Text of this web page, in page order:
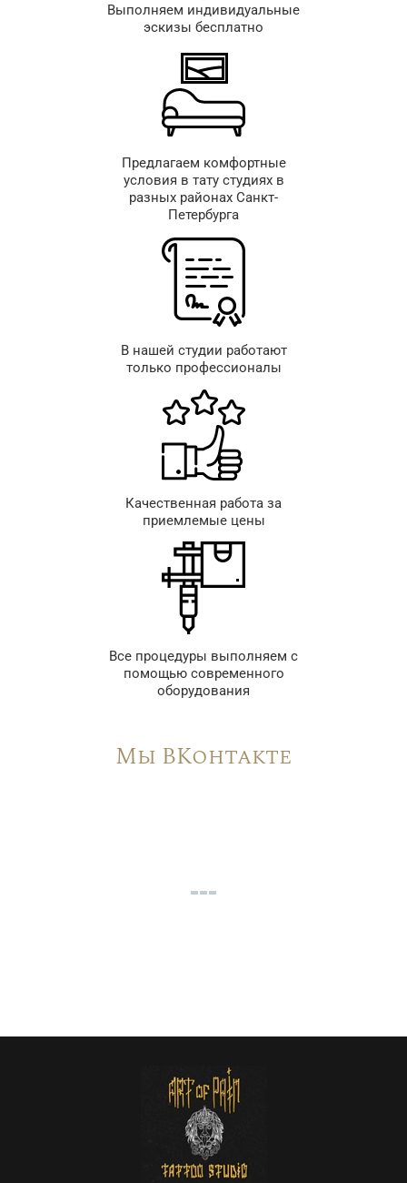
Выполняем индивидуальные
эскизы бесплатно
Предлагаем комфортные
условия в тату студиях в
разных районах Санкт-
Петербурга
В нашей студии работают
только профессионалы
Качественная работа за
приемлемые цены
Все процедуры выполняем с
помощью современного
оборудования
Мы ВКонтакте